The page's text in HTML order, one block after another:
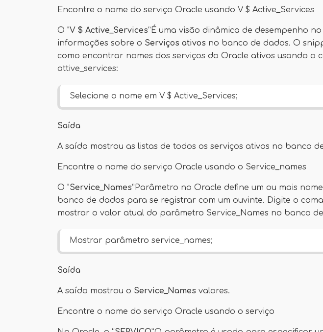
Encontre o nome do serviço Oracle usando V $ Active_Services
O "V $ Active_Services”É uma visão dinâmica de desempenho
informações sobre o Serviços ativos no banco de dados. O
como encontrar nomes dos serviços do Oracle ativos usando o
attive_services:
Selecione o nome em V $ Active_Services;
Saída
A saída mostrou as listas de todos os serviços ativos no banco
Encontre o nome do serviço Oracle usando o Service_names
O "Service_Names”Parâmetro no Oracle define um ou mais
banco de dados para se registrar com um ouvinte. Digite o
mostrar o valor atual do parâmetro Service_Names no banco
Mostrar parâmetro service_names;
Saída
A saída mostrou o Service_Names valores.
Encontre o nome do serviço Oracle usando o serviço